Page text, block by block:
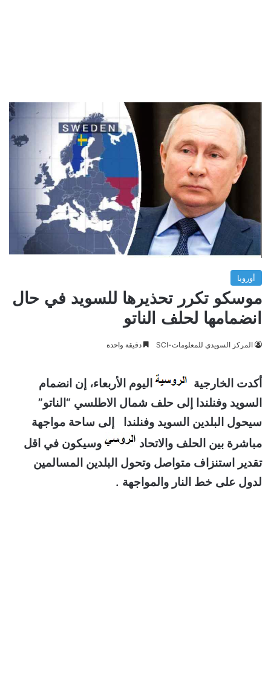
أوروبا
موسكو تكرر تحذيرها للسويد في حال
انضمامها لحلف الناتو
المركز السويدي للمعلومات-SCI دقيقة واحدة
أكدت الخارجية
اليوم الأربعاء، إن انضمام
السويد وفنلندا إلى حلف شمال الاطلسي “الناتو”
سيحول البلدين السويد وفنلندا إلى ساحة مواجهة
مباشرة بين الحلف والاتحاد
وسيكون في اقل
تقدير استنزاف متواصل وتحول البلدين المسالمين
لدول على خط النار والمواجهة .